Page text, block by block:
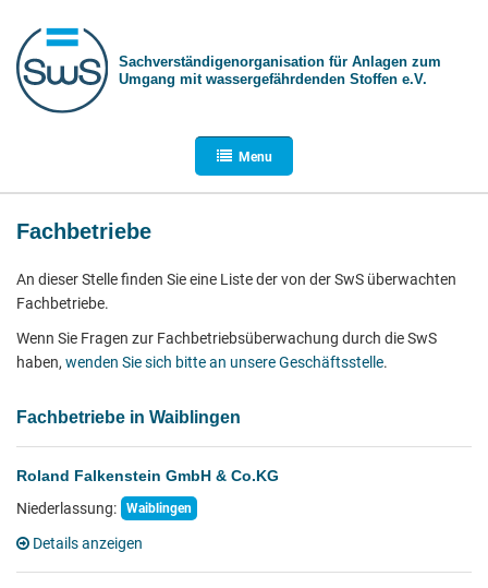
Sachverständigen­organisation für Anlagen zum
Umgang mit wasser­gefährdenden Stoffen e.V.
Menu
Fachbetriebe
An dieser Stelle finden Sie eine Liste der von der SwS überwachten
Fachbetriebe.
Wenn Sie Fragen zur Fachbetriebsüberwachung durch die SwS
haben, wenden Sie sich bitte an unsere Geschäftsstelle.
Fachbetriebe in Waiblingen
Roland Falkenstein GmbH & Co.KG
Niederlassung:
Waiblingen
Details anzeigen